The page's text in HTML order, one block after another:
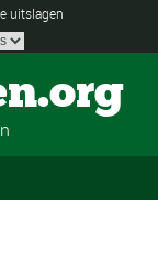
uitslagen